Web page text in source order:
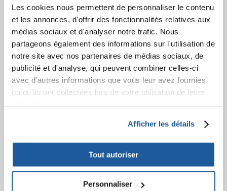
Les cookies nous permettent de personnaliser le contenu
et les annonces, d'offrir des fonctionnalités relatives aux
médias sociaux et d'analyser notre trafic. Nous
partageons également des informations sur l'utilisation de
notre site avec nos partenaires de médias sociaux, de
publicité et d'analyse, qui peuvent combiner celles-ci
avec d'autres informations que vous leur avez fournies
ou qu'ils ont collectées lors de votre utilisation de leurs
Afficher les détails
Tout autoriser
Personnaliser
Informations sur la commande
Votre commande
APRÈS L'ACHAT
Factures
Garantie et service
Information sur le droit de rétractation
A propos de nous